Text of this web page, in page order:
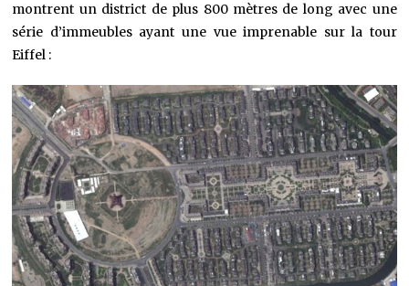
montrent un district de plus 800 mètres de long avec une
série d’immeubles ayant une vue imprenable sur la tour
Eiffel :